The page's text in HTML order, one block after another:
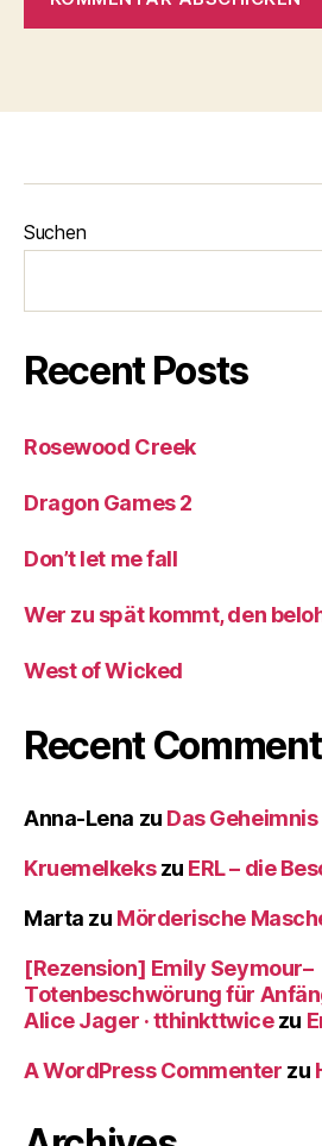
Suchen
Recent Posts
Rosewood Creek
Dragon Games 2
Don’t let me fall
Wer zu spät kommt, den
West of Wicked
Recent
Anna-Lena zu Das
Kruemelkekszu ERL – die
Marta zu Mörderische
[Rezension] Emily Seymour–
Totenbeschwörung für
Alice Jager · tthinkttwicezu
A WordPress Commenter zu